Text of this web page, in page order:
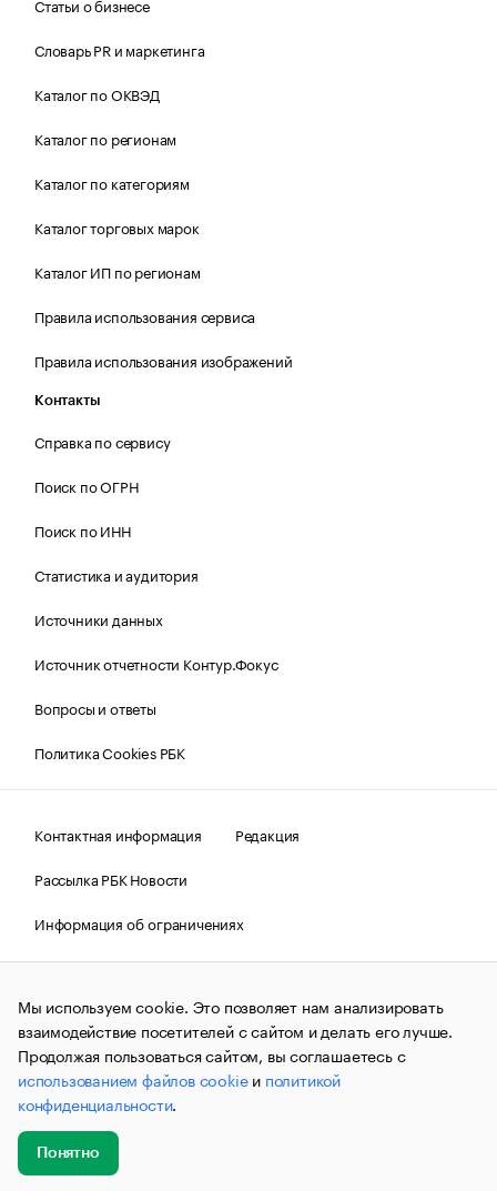
Статьи о бизнесе
Словарь PR и маркетинга
Каталог по ОКВЭД
Каталог по регионам
Каталог по категориям
Каталог торговых марок
Каталог ИП по регионам
Правила использования сервиса
Правила использования изображений
Контакты
Справка по сервису
Поиск по ОГРН
Поиск по ИНН
Статистика и аудитория
Источники данных
Источник отчетности Контур.Фокус
Вопросы и ответы
Политика Cookies РБК
Контактная информация
Редакция
Рассылка РБК Новости
Информация об ограничениях
Правовая информация
О соблюдении авторских прав
© АО «РОСБИЗНЕСКОНСАЛТИНГ»,1995–2026.Сообщения
и материалы информационного агентства «РБК»
(зарегистрировано Федеральной службой по надзору в сфере
связи, информационных технологий и массовых
коммуникаций (Роскомнадзор) 09.12.2015 за номером ИА
№ФС77-63848) сопровождаются пометкой «РБК». Отдельные
публикации могут содержать информацию,
не предназначенную для пользователей
до 18 лет.
Мы используем cookie. Это позволяет нам анализировать
взаимодействие посетителей с сайтом и делать его лучше.
Продолжая пользоваться сайтом, вы соглашаетесь с
использованием файлов cookieи политикой
конфиденциальности.
Понятно